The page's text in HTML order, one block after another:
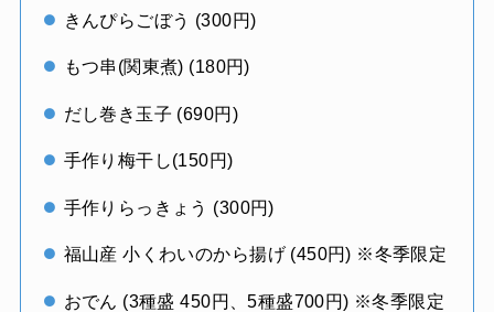
きんぴらごぼう (300円)
もつ串(関東煮) (180円)
だし巻き玉子 (690円)
手作り梅干し(150円)
手作りらっきょう (300円)
福山産 小くわいのから揚げ (450円) ※冬季限定
おでん (3種盛 450円、5種盛700円) ※冬季限定